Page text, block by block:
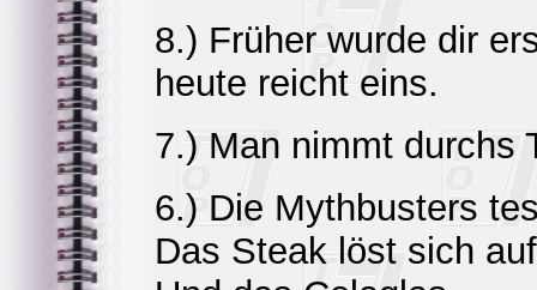
8.) Früher wurde dir
heute reicht eins.
7.) Man nimmt durchs
6.) Die Mythbusters
Das Steak löst sich